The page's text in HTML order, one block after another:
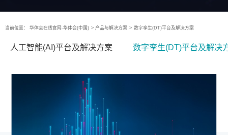
当前位置： 华体会在线官网-华体会(中国) > 产品与解决方案 > 数字孪生(DT)平台及解决方案
人工智能(AI)平台及解决方案 数字孪生(DT)平台及解决